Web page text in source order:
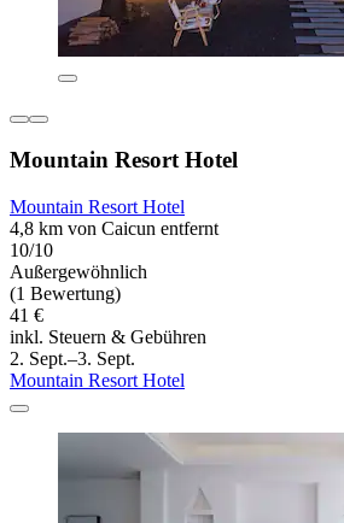
Mountain Resort Hotel
Mountain Resort Hotel
4,8 km von Caicun entfernt
10/10
Außergewöhnlich
(1 Bewertung)
41 €
inkl. Steuern & Gebühren
2. Sept.–3. Sept.
Mountain Resort Hotel